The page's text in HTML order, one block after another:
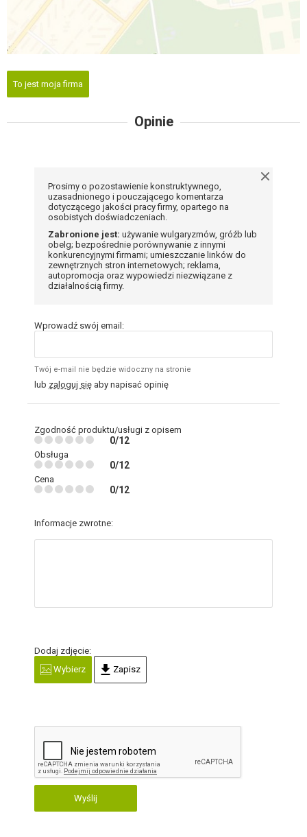
To jest moja firma
Opinie
Prosimy o pozostawienie konstruktywnego,
uzasadnionego i pouczającego komentarza
dotyczącego jakości pracy firmy, opartego na
osobistych doświadczeniach.
Zabronione jest: używanie wulgaryzmów, gróźb lub
obelg; bezpośrednie porównywanie z innymi
konkurencyjnymi firmami; umieszczanie linków do
zewnętrznych stron internetowych; reklama,
autopromocja oraz wypowiedzi niezwiązane z
działalnością firmy.
Wprowadź swój email:
Twój e-mail nie będzie widoczny na stronie
lub zaloguj się aby napisać opinię
Zgodność produktu/usługi z opisem
0/12
Obsługa
0/12
Cena
0/12
Informacje zwrotne:
Dodaj zdjęcie:
Wybierz
Zapisz
Wyślij